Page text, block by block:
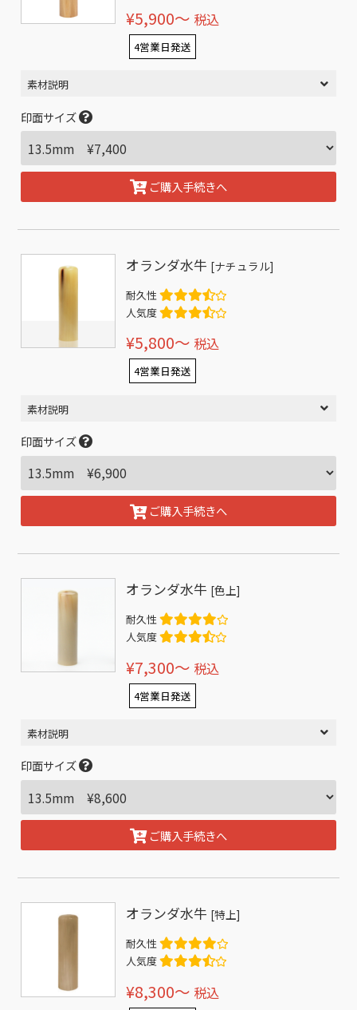
¥5,900〜 税込
4営業日発送
素材説明
印面サイズ
ご購入手続きへ
オランダ水牛 [ナチュラル]
耐久性
人気度
¥5,800〜 税込
4営業日発送
素材説明
印面サイズ
ご購入手続きへ
オランダ水牛 [色上]
耐久性
人気度
¥7,300〜 税込
4営業日発送
素材説明
印面サイズ
ご購入手続きへ
オランダ水牛 [特上]
耐久性
人気度
¥8,300〜 税込